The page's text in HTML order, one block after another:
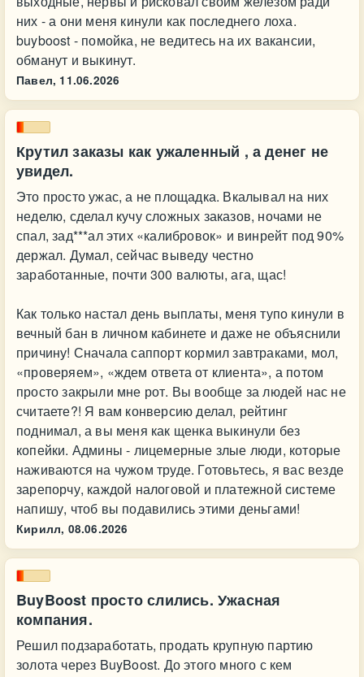
них - а они меня кинули как последнего лоха.
buyboost - помойка, не ведитесь на их вакансии,
обманут и выкинут.
Павел, 11.06.2026
Крутил заказы как ужаленный , а денег не
увидел.
Это просто ужас, а не площадка. Вкалывал на них
неделю, сделал кучу сложных заказов, ночами не
спал, зад***ал этих «калибровок» и винрейт под 90%
держал. Думал, сейчас выведу честно
заработанные, почти 300 валюты, ага, щас!
Как только настал день выплаты, меня тупо кинули в
вечный бан в личном кабинете и даже не объяснили
причину! Сначала саппорт кормил завтраками, мол,
«проверяем», «ждем ответа от клиента», а потом
просто закрыли мне рот. Вы вообще за людей нас не
считаете?! Я вам конверсию делал, рейтинг
поднимал, а вы меня как щенка выкинули без
копейки. Админы - лицемерные злые люди, которые
наживаются на чужом труде. Готовьтесь, я вас везде
зарепорчу, каждой налоговой и платежной системе
напишу, чтоб вы подавились этими деньгами!
Кирилл, 08.06.2026
BuyBoost просто слились. Ужасная
компания.
Решил подзаработать, продать крупную партию
золота через BuyBoost. До этого много с кем